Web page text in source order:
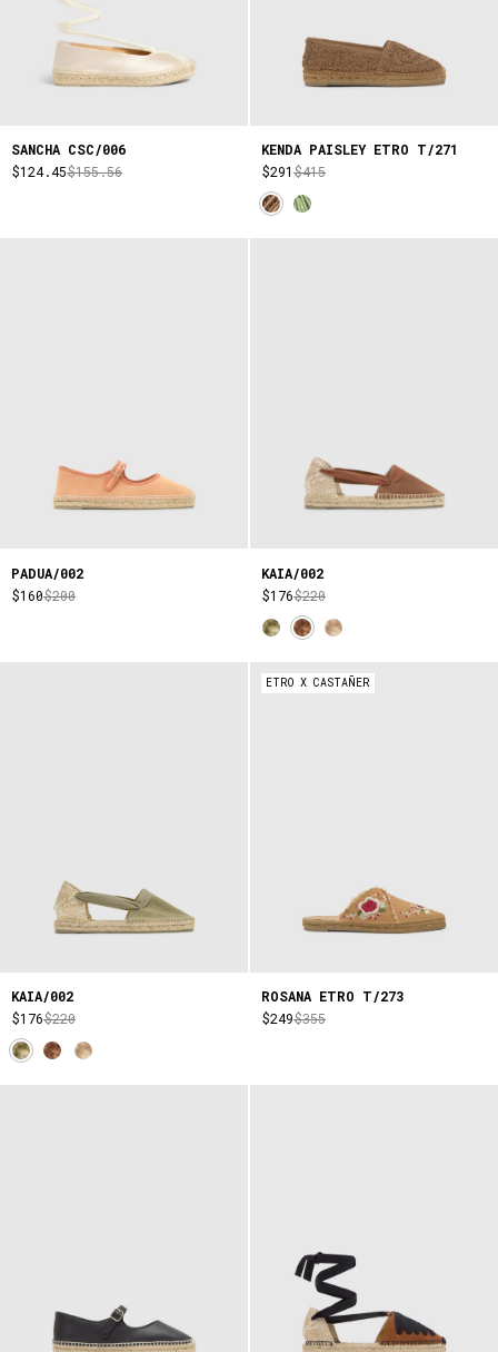
SANCHA CSC/006
$124.45$155.56
KENDA PAISLEY ETRO T/271
$291$415
PADUA/002
$160$200
KAIA/002
$176$220
KAIA/002
$176$220
ETRO X CASTAÑER
ROSANA ETRO T/273
$249$355